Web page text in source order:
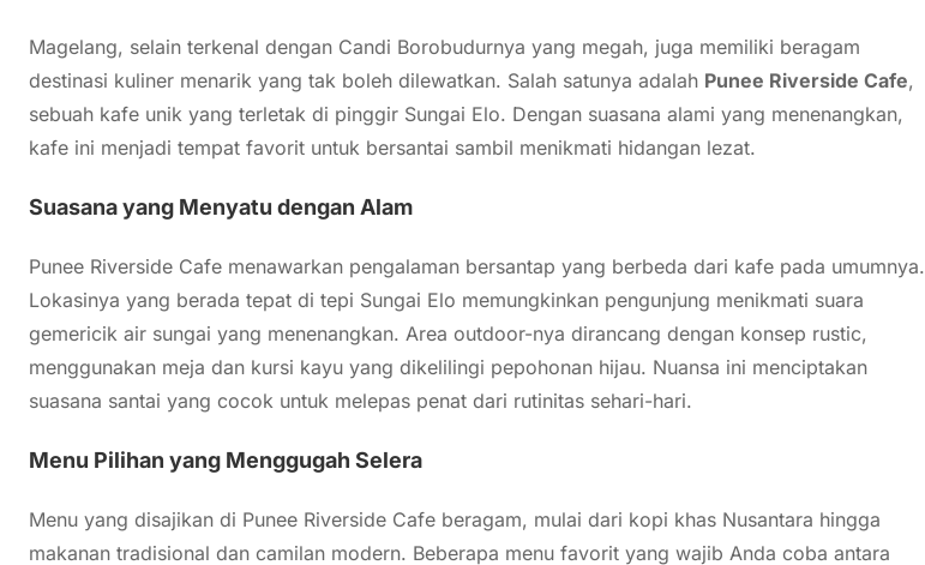
Magelang, selain terkenal dengan Candi Borobudurnya yang megah, juga memiliki beragam
destinasi kuliner menarik yang tak boleh dilewatkan. Salah satunya adalah Punee Riverside Cafe,
sebuah kafe unik yang terletak di pinggir Sungai Elo. Dengan suasana alami yang menenangkan,
kafe ini menjadi tempat favorit untuk bersantai sambil menikmati hidangan lezat.
Suasana yang Menyatu dengan Alam
Punee Riverside Cafe menawarkan pengalaman bersantap yang berbeda dari kafe pada umumnya.
Lokasinya yang berada tepat di tepi Sungai Elo memungkinkan pengunjung menikmati suara
gemericik air sungai yang menenangkan. Area outdoor-nya dirancang dengan konsep rustic,
menggunakan meja dan kursi kayu yang dikelilingi pepohonan hijau. Nuansa ini menciptakan
suasana santai yang cocok untuk melepas penat dari rutinitas sehari-hari.
Menu Pilihan yang Menggugah Selera
Menu yang disajikan di Punee Riverside Cafe beragam, mulai dari kopi khas Nusantara hingga
makanan tradisional dan camilan modern. Beberapa menu favorit yang wajib Anda coba antara